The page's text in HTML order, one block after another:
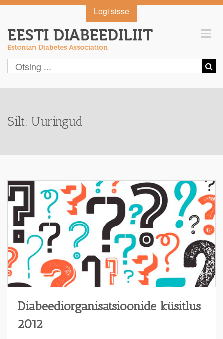
Logi sisse
Silt: Uuringud
Diabeediorganisatsioonide küsitlus
2012